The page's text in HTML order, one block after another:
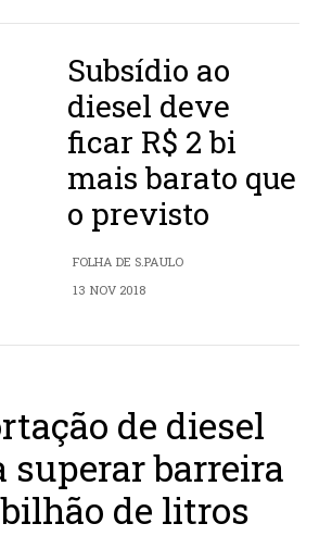
Subsídio ao
diesel deve
ficar R$ 2 bi
mais barato que
o previsto
FOLHA DE S.PAULO
13 NOV 2018
de diesel
superar barreira
bilhão de litros